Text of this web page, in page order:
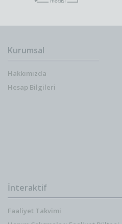
Kurumsal
Hakkımızda
Hesap Bilgileri
İnteraktif
Faaliyet Takvimi